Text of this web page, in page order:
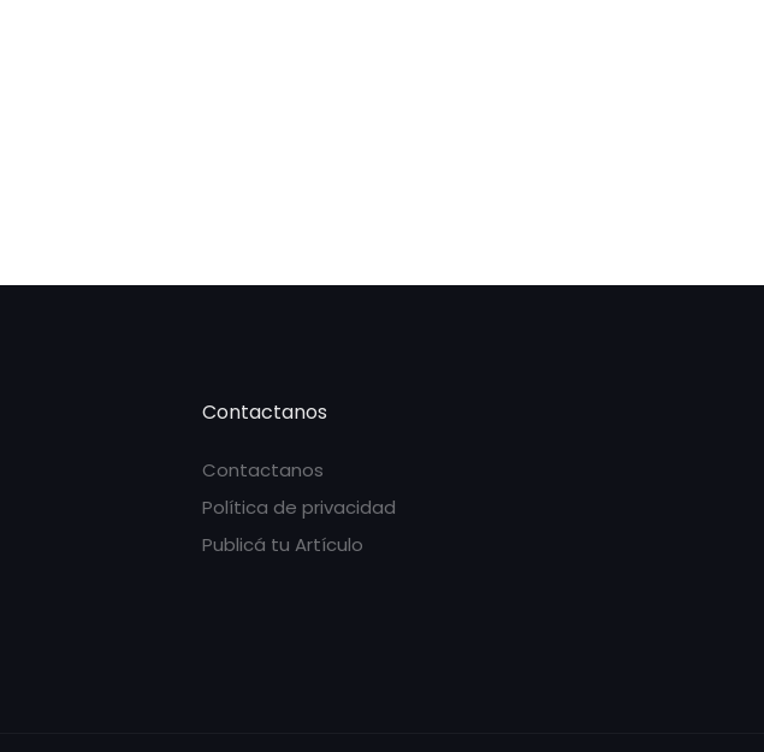
Contactanos
Contactanos
Política de privacidad
Publicá tu Artículo